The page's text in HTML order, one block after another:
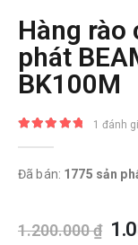
Hàng
phát
BK100M
1 đánh
Đã bán: 1775 sản
1.200.000₫